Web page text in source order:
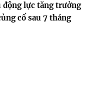
động lực tăng trưởng
cố sau 7 tháng